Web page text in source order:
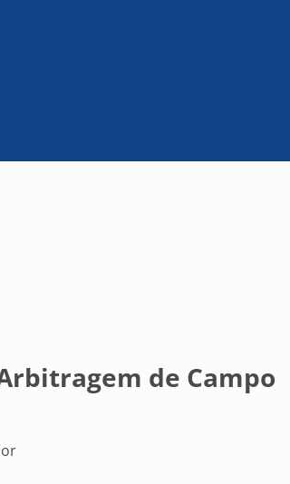
de Campo